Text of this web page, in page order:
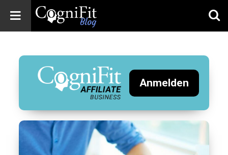
Blog: Brain
Health
News
Brain Training,
Mental Health, and
Wellness
Anmelden